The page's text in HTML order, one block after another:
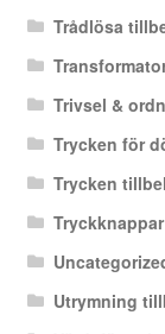
Trådlösa
Trivsel &
Trycken för
Trycken
Tryckknappar
Utrymning